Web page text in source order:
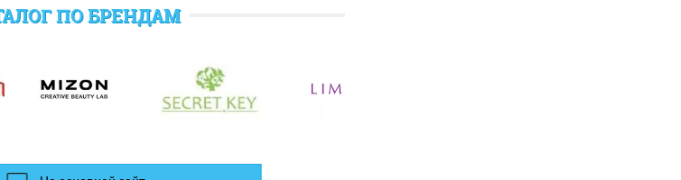
можете получить за отзыв и фотографии в
ПО БРЕНДАМ